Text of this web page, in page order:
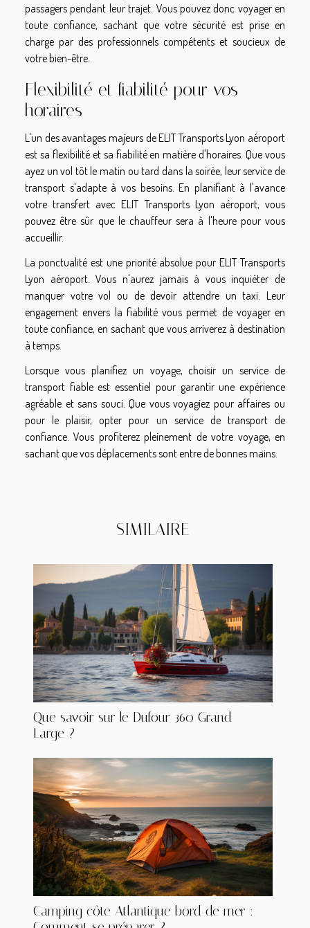
passagers pendant leur trajet. Vous pouvez donc voyager en
toute confiance, sachant que votre sécurité est prise en
charge par des professionnels compétents et soucieux de
votre bien-être.
Flexibilité et fiabilité pour vos
horaires
L'un des avantages majeurs de ELIT Transports Lyon aéroport
est sa flexibilité et sa fiabilité en matière d'horaires. Que vous
ayez un vol tôt le matin ou tard dans la soirée, leur service de
transport s'adapte à vos besoins. En planifiant à l'avance
votre transfert avec ELIT Transports Lyon aéroport, vous
pouvez être sûr que le chauffeur sera à l'heure pour vous
accueillir.
La ponctualité est une priorité absolue pour ELIT Transports
Lyon aéroport. Vous n'aurez jamais à vous inquiéter de
manquer votre vol ou de devoir attendre un taxi. Leur
engagement envers la fiabilité vous permet de voyager en
toute confiance, en sachant que vous arriverez à destination
à temps.
Lorsque vous planifiez un voyage, choisir un service de
transport fiable est essentiel pour garantir une expérience
agréable et sans souci. Que vous voyagiez pour affaires ou
pour le plaisir, opter pour un service de transport de
confiance. Vous profiterez pleinement de votre voyage, en
sachant que vos déplacements sont entre de bonnes mains.
SIMILAIRE
Que savoir sur le Dufour 360 Grand
Large ?
Camping côte Atlantique bord de mer :